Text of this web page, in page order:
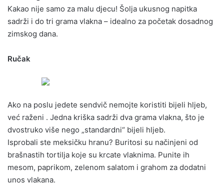
Kakao nije samo za malu djecu! Šolja ukusnog napitka
sadrži i do tri grama vlakna – idealno za početak dosadnog
zimskog dana.
Ručak
Ako na poslu jedete sendvič nemojte koristiti bijeli hljeb,
već raženi . Jedna kriška sadrži dva grama vlakna, što je
dvostruko više nego „standardni“ bijeli hljeb.
Isprobali ste meksičku hranu? Buritosi su načinjeni od
brašnastih tortilja koje su krcate vlaknima. Punite ih
mesom, paprikom, zelenom salatom i grahom za dodatni
unos vlakana.